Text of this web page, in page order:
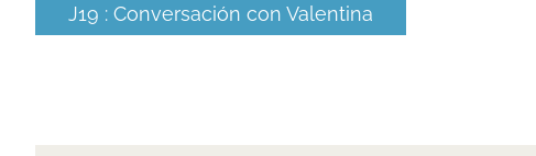
J19 : Conversación con Valentina